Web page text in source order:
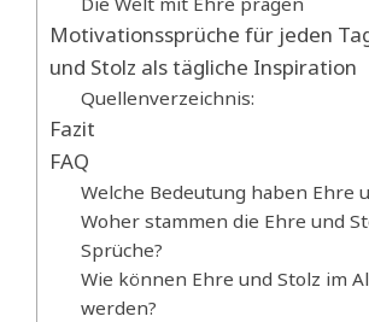
Motivationssprüche für jeden
und Stolz als tägliche Inspiration
Quellenverzeichnis:
Fazit
FAQ
Welche Bedeutung haben Ehre
Woher stammen die Ehre und
Sprüche?
Wie können Ehre und Stolz im
werden?